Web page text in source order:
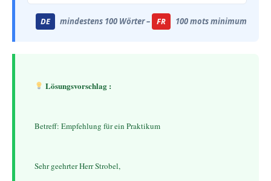
DE mindestens 100 Wörter – FR 100 mots minimum
Lösungsvorschlag :
    Betreff: Empfehlung für ein Praktikum
    Sehr geehrter Herr Strobel,